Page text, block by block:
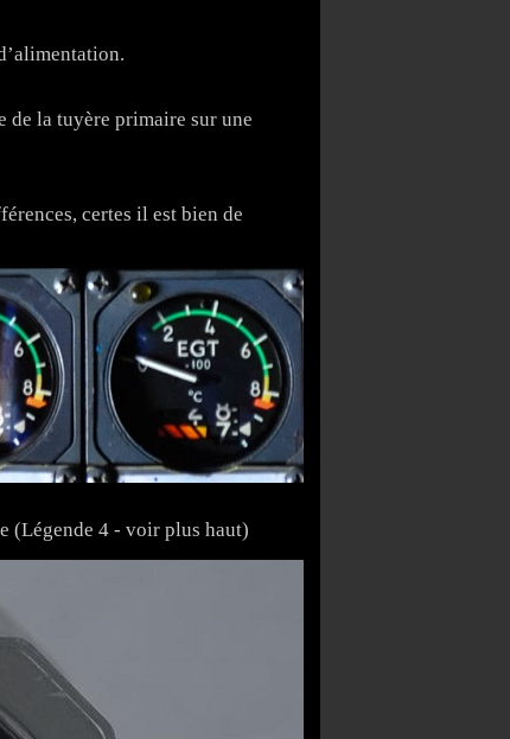
de la tuyère primaire sur une
certes il est bien de
(Légende 4 - voir plus haut)